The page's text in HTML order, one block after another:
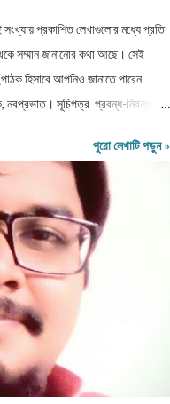
প্রকাশিত লেখাগুলোর মধ্যে প্রতি
সম্মান জানানোর কথা আছে। সেই
হিসাবে আপনিও জানাতে পারেন
নবপ্রভাত। সূচিপত্র প্রবন্ধ-নিবন্ধ-
।। মোঃ চাঁন মিয়া ফকির প্রবন্ধ ।।
নারীর সম্মান ও অধিকার — অলীক
প... প্রবন্ধ ।। কবি কৃষ্ণচন্দ্র মজুমদার
ফিচার ।। বর্তমান প্রেক্ষাপটে
বন্দ্যোপাধ্যায় ভ্রমণকাহিনি
...
পুরো লেখাটি পড়ুন »